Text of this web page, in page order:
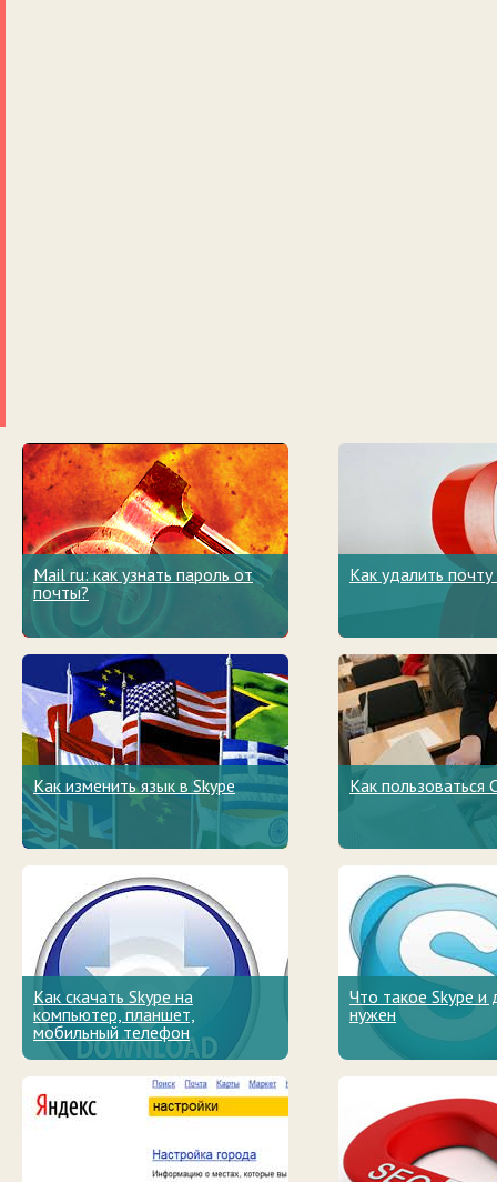
Mail ru: как узнать пароль от
почты?
Как удалить
Как изменить язык в Skype Как пользоваться
Как скачать Skype на
компьютер, планшет,
мобильный телефон
Что такое Skype и
нужен